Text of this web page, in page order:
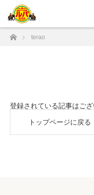
ホームterao
登録されている記事はござ
トップページに戻る